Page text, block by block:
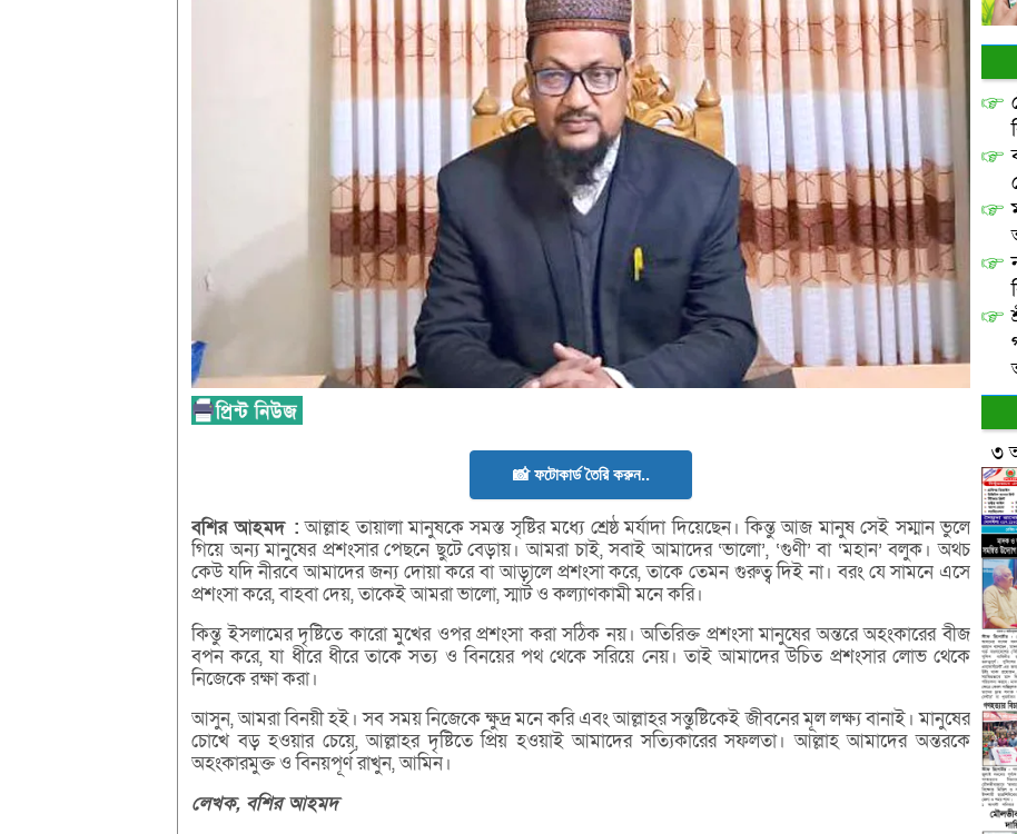
📸 ফটোকার্ড তৈরি করুন..
বশিরআহমদ : আল্লাহ তায়ালা মানুষকে সমস্ত সৃষ্টির মধ্যে শ্রেষ্ঠ মর্যাদা দিয়েছেন। কিন্তু আজ মানুষ সেই সম্মান ভুলে
গিয়ে অন্য মানুষের প্রশংসার পেছনে ছুটে বেড়ায়। আমরা চাই, সবাই আমাদের ‘ভালো’, ‘গুণী’ বা ‘মহান’ বলুক। অথচ
কেউ যদি নীরবে আমাদের জন্য দোয়া করে বা আড়ালে প্রশংসা করে, তাকে তেমন গুরুত্ব দিই না। বরং যে সামনে এসে
প্রশংসা করে, বাহবা দেয়, তাকেই আমরা ভালো, স্মার্ট ও কল্যাণকামী মনে করি।
কিন্তু ইসলামের দৃষ্টিতে কারো মুখের ওপর প্রশংসা করা সঠিক নয়। অতিরিক্ত প্রশংসা মানুষের অন্তরে অহংকারের বীজ
বপন করে, যা ধীরে ধীরে তাকে সত্য ও বিনয়ের পথ থেকে সরিয়ে নেয়। তাই আমাদের উচিত প্রশংসার লোভ থেকে
নিজেকে রক্ষা করা।
আসুন, আমরা বিনয়ী হই। সব সময় নিজেকে ক্ষুদ্র মনে করি এবং আল্লাহর সন্তুষ্টিকেই জীবনের মূল লক্ষ্য বানাই। মানুষের
চোখে বড় হওয়ার চেয়ে, আল্লাহর দৃষ্টিতে প্রিয় হওয়াই আমাদের সত্যিকারের সফলতা। আল্লাহ আমাদের অন্তরকে
অহংকারমুক্ত ও বিনয়পূর্ণ রাখুন, আমিন।
লেখক, বশিরআহমদ
৩